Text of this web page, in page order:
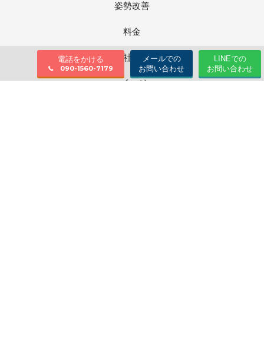
姿勢改善
料金
会社情報
ブログ
電話をかける
090-1560-7179
メールでの
お問い合わせ
LINEでの
お問い合わせ